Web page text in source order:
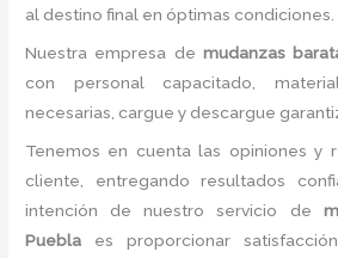
al destino final en óptimas condiciones.
Nuestra empresa de mudanzas
con personal capacitado,
necesarias, cargue y descargue
Tenemos en cuenta las opiniones y
cliente, entregando resultados
intención de nuestro servicio de
Puebla es proporcionar